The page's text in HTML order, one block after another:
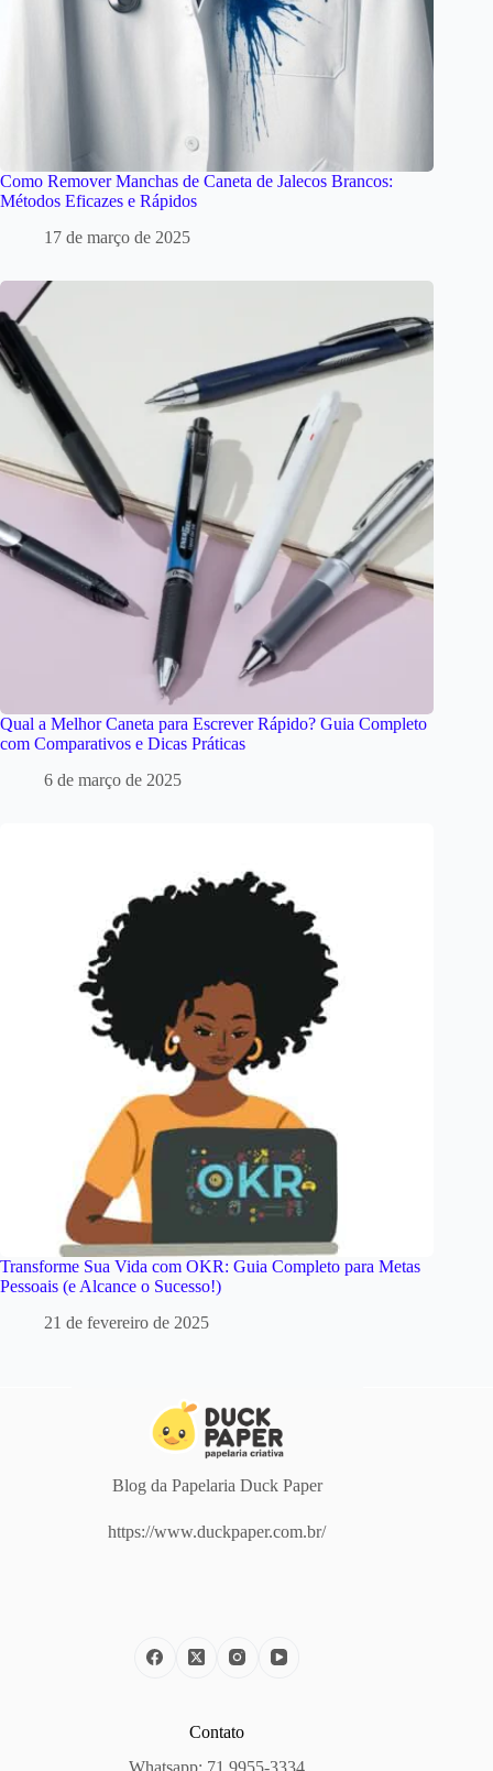
Como Remover Manchas de Caneta de Jalecos Brancos:
Métodos Eficazes e Rápidos
17 de março de 2025
Qual a Melhor Caneta para Escrever Rápido? Guia Completo
com Comparativos e Dicas Práticas
6 de março de 2025
Transforme Sua Vida com OKR: Guia Completo para Metas
Pessoais (e Alcance o Sucesso!)
21 de fevereiro de 2025
Blog da Papelaria Duck Paper
https://www.duckpaper.com.br/
Contato